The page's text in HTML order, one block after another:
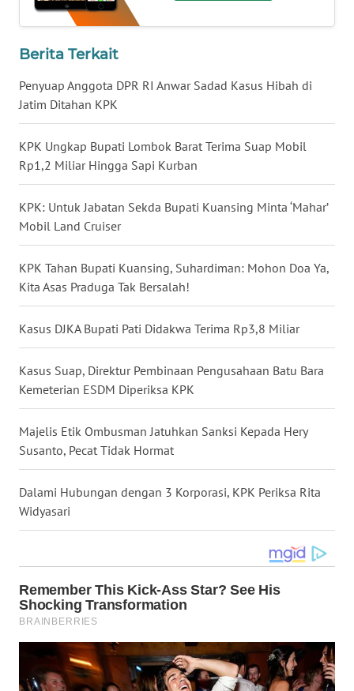
Berita Terkait
Penyuap Anggota DPR RI Anwar Sadad Kasus Hibah di
Jatim Ditahan KPK
KPK Ungkap Bupati Lombok Barat Terima Suap Mobil
Rp1,2 Miliar Hingga Sapi Kurban
KPK: Untuk Jabatan Sekda Bupati Kuansing Minta ‘Mahar’
Mobil Land Cruiser
KPK Tahan Bupati Kuansing, Suhardiman: Mohon Doa Ya,
Kita Asas Praduga Tak Bersalah!
Kasus DJKA Bupati Pati Didakwa Terima Rp3,8 Miliar
Kasus Suap, Direktur Pembinaan Pengusahaan Batu Bara
Kemeterian ESDM Diperiksa KPK
Majelis Etik Ombusman Jatuhkan Sanksi Kepada Hery
Susanto, Pecat Tidak Hormat
Dalami Hubungan dengan 3 Korporasi, KPK Periksa Rita
Widyasari
JOGJA
JATIM
BALI
KALBAR
KALTENG
WN
KALTARA
WN
KALSEL
WN
KALTIM
WN
GORONTALO
SULUT